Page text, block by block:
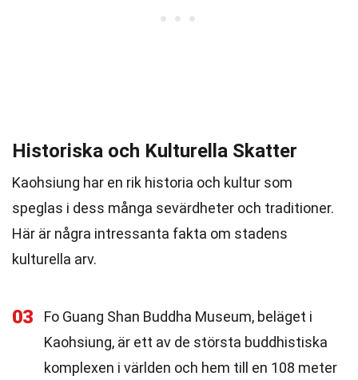
Historiska och Kulturella Skatter
Kaohsiung har en rik historia och kultur som
speglas i dess många sevärdheter och traditioner.
Här är några intressanta fakta om stadens
kulturella arv.
03
Fo Guang Shan Buddha Museum, beläget i
Kaohsiung, är ett av de största buddhistiska
komplexen i världen och hem till en 108 meter